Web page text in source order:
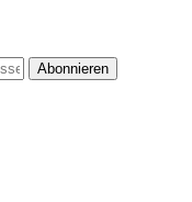
Abonnieren